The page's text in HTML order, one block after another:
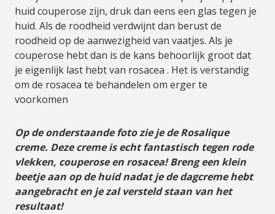
huid couperose zijn, druk dan eens een glas tegen je
huid. Als de roodheid verdwijnt dan berust de
roodheid op de aanwezigheid van vaatjes. Als je
couperose hebt dan is de kans behoorlijk groot dat
je eigenlijk last hebt van rosacea . Het is verstandig
om de rosacea te behandelen om erger te
voorkomen
Op de onderstaande foto zie je de Rosalique
creme. Deze creme is echt fantastisch tegen rode
vlekken, couperose en rosacea! Breng een klein
beetje aan op de huid nadat je de dagcreme hebt
aangebracht en je zal versteld staan van het
resultaat!